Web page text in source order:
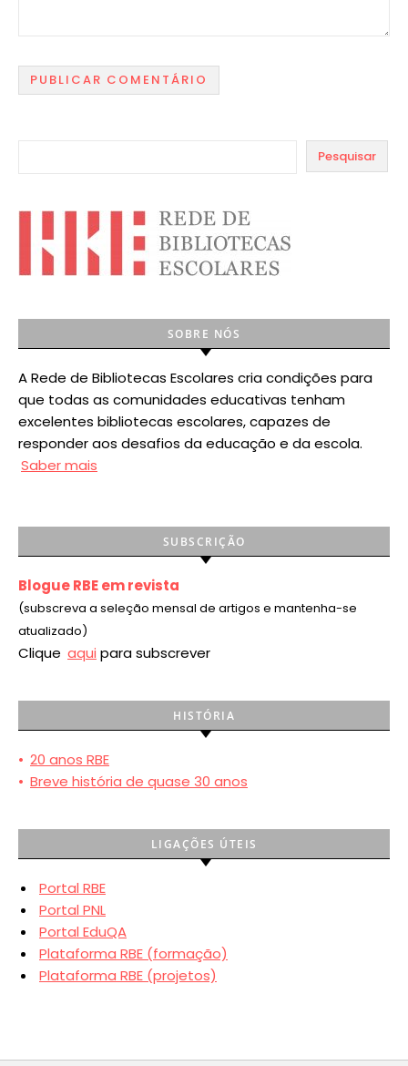
Pesquisar
SOBRE NÓS
A Rede de Bibliotecas Escolares cria condições para
que todas as comunidades educativas tenham
excelentes bibliotecas escolares, capazes de
responder aos desafios da educação e da escola.
Saber mais
SUBSCRIÇÃO
Blogue RBE em revista
(subscreva a seleção mensal de artigos e mantenha-se
atualizado)
Clique aqui para subscrever
HISTÓRIA
• 20 anos RBE
• Breve história de quase 30 anos
LIGAÇÕES ÚTEIS
Portal RBE
Portal PNL
Portal EduQA
Plataforma RBE (formação)
Plataforma RBE (projetos)